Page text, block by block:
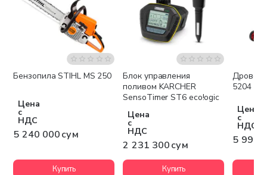
Бесплатная доставка
Бензопила STIHL MS 250
Цена
с
НДС
5 240 000 сум
Купить
Бесплатная доставка
Блок управления
поливом KARCHER
SensoTimer ST6 eco!ogic
Цена
с
НДС
2 231 300 сум
Купить
5204
Цена
с
НДС
5 994